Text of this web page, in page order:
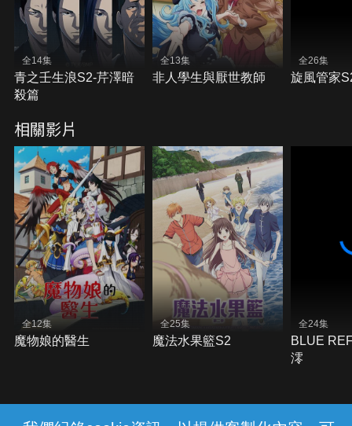
全14集
青之壬生浪S2-芹澤暗
殺篇
全13集
非人學生與厭世教師
全26集
旋風管家
相關影片
全12集
魔物娘的醫生
全25集
魔法水果籃S2
全24集
BLUE
澪